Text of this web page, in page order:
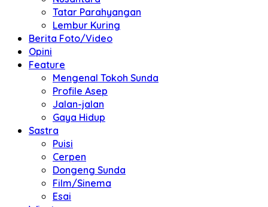
Tatar Parahyangan
Lembur Kuring
Berita Foto/Video
Opini
Feature
Mengenal Tokoh Sunda
Profile Asep
Jalan-jalan
Gaya Hidup
Sastra
Puisi
Cerpen
Dongeng Sunda
Film/Sinema
Esai